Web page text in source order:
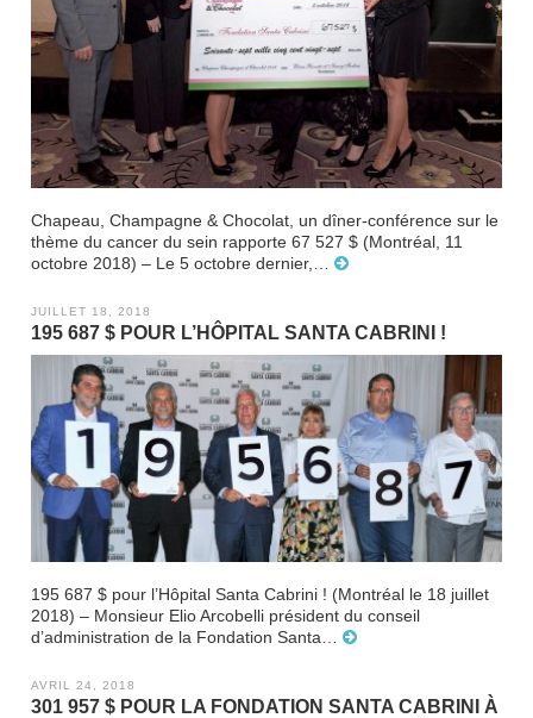
Chapeau, Champagne & Chocolat, un dîner-conférence sur le
thème du cancer du sein rapporte 67 527 $ (Montréal, 11
octobre 2018) – Le 5 octobre dernier,…
JUILLET 18, 2018
195 687 $ POUR L’HÔPITAL SANTA CABRINI !
195 687 $ pour l’Hôpital Santa Cabrini ! (Montréal le 18 juillet
2018) – Monsieur Elio Arcobelli président du conseil
d’administration de la Fondation Santa…
AVRIL 24, 2018
301 957 $ POUR LA FONDATION SANTA CABRINI À